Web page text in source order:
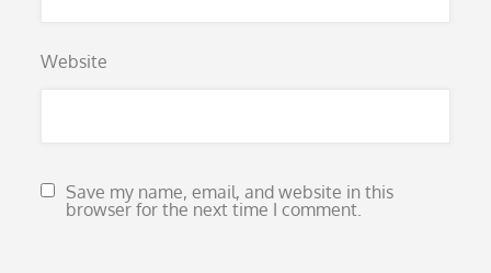
Website
Save my name, email, and website in this
browser for the next time I comment.